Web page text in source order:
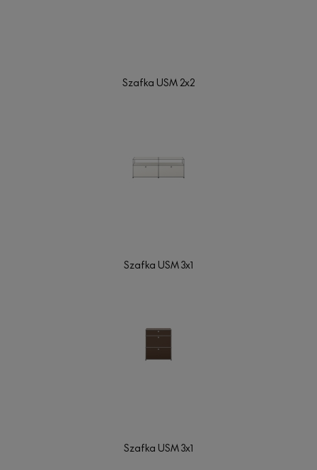
Szafka USM 2x2
Szafka USM 3x1
Szafka USM 3x1